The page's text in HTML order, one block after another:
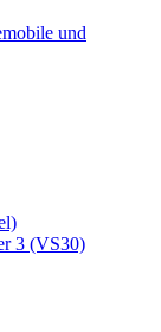
und
3 (VS30)